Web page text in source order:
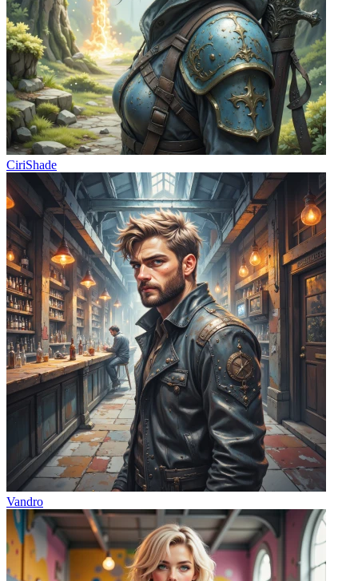
CiriShade
Vandro